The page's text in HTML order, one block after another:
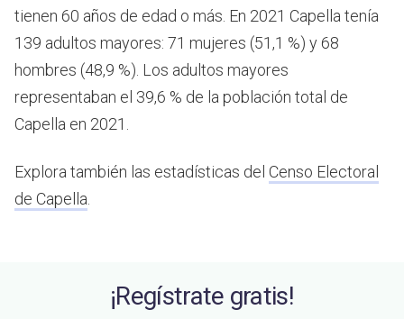
tienen 60 años de edad o más. En 2021 Capella tenía
139 adultos mayores: 71 mujeres (51,1 %) y 68
hombres (48,9 %). Los adultos mayores
representaban el 39,6 % de la población total de
Capella en 2021.
Explora también las estadísticas del Censo Electoral
de Capella
¡Regístrate gratis!